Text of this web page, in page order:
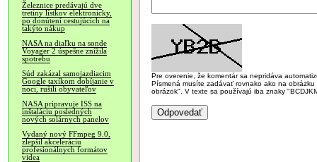
Železnice predávajú dve
tretiny lístkov elektronicky,
po donútení cestujúcich na
takýto nákup
NASA na diaľku na sonde
Voyager 2 úspešne znížila
spotrebu
Súd zakázal samojazdiacim
Google taxíkom dobíjanie v
noci, rušili obyvateľov
NASA pripravuje ISS na
inštaláciu posledných
nových solárnych panelov
Vydaný nový FFmpeg 9.0,
zlepšil akceleráciu
profesionálnych formátov
videa
Pre overenie, že komentár sa nepridáva
Písmená musíte zadávať rovnako ako na
obrázok". V texte sa používajú iba znaky